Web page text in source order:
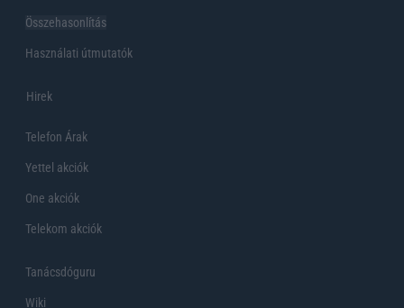
Összehasonlítás
Használati útmutatók
Hirek
Telefon Árak
Yettel akciók
One akciók
Telekom akciók
Tanácsdóguru
Wiki